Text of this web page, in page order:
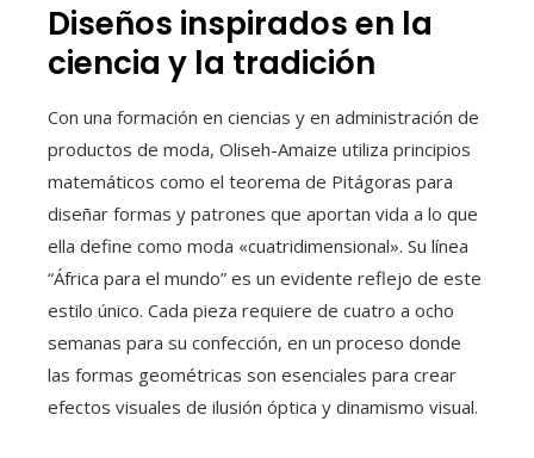
Diseños inspirados en la
ciencia y la tradición
Con una formación en ciencias y en administración de
productos de moda, Oliseh-Amaize utiliza principios
matemáticos como el teorema de Pitágoras para
diseñar formas y patrones que aportan vida a lo que
ella define como moda «cuatridimensional». Su línea
“África para el mundo” es un evidente reflejo de este
estilo único. Cada pieza requiere de cuatro a ocho
semanas para su confección, en un proceso donde
las formas geométricas son esenciales para crear
efectos visuales de ilusión óptica y dinamismo visual.